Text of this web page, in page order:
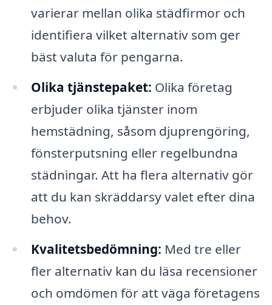
varierar mellan olika städfirmor och
identifiera vilket alternativ som ger
bäst valuta för pengarna.
Olika tjänstepaket: Olika företag
erbjuder olika tjänster inom
hemstädning, såsom djuprengöring,
fönsterputsning eller regelbundna
städningar. Att ha flera alternativ gör
att du kan skräddarsy valet efter dina
behov.
Kvalitetsbedömning: Med tre eller
fler alternativ kan du läsa recensioner
och omdömen för att väga företagens